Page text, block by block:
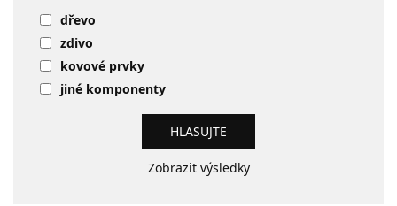
dřevo
zdivo
kovové prvky
jiné komponenty
Zobrazit výsledky